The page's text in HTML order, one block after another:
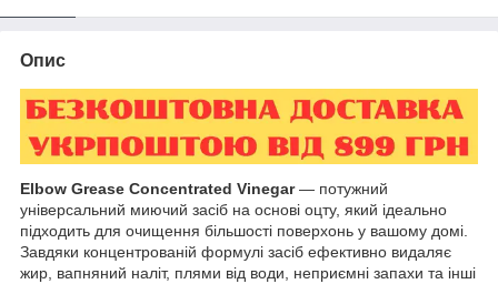
Опис
Elbow Grease Concentrated Vinegar— потужний
універсальний миючий засіб на основі оцту, який ідеально
підходить для очищення більшості поверхонь у вашому домі.
Завдяки концентрованій формулі засіб ефективно видаляє
жир, вапняний наліт, плями від води, неприємні запахи та інші